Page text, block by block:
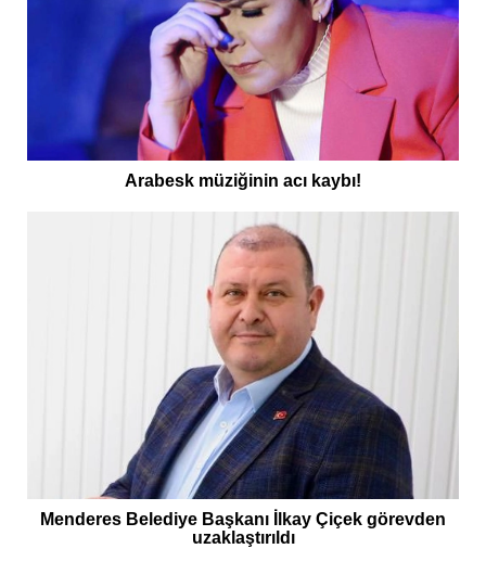
Arabesk müziğinin acı kaybı!
Menderes Belediye Başkanı İlkay Çiçek görevden
uzaklaştırıldı